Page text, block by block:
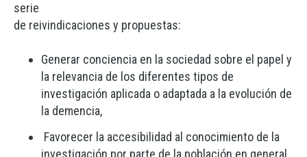
serie
de reivindicaciones y propuestas:
Generar conciencia en la sociedad sobre el papel y
la relevancia de los diferentes tipos de
investigación aplicada o adaptada a la evolución de
la demencia,
Favorecer la accesibilidad al conocimiento de la
investigación por parte de la población en general